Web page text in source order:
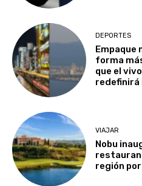
DEPORTES
Empaque
forma
que el
redefinirá
VIAJAR
Nobu
región